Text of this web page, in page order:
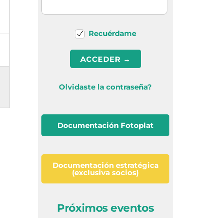
Recuérdame
Olvidaste la contraseña?
Documentación Fotoplat
Documentación estratégica
(exclusiva socios)
Próximos eventos